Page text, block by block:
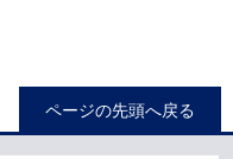
ページの先頭へ戻る